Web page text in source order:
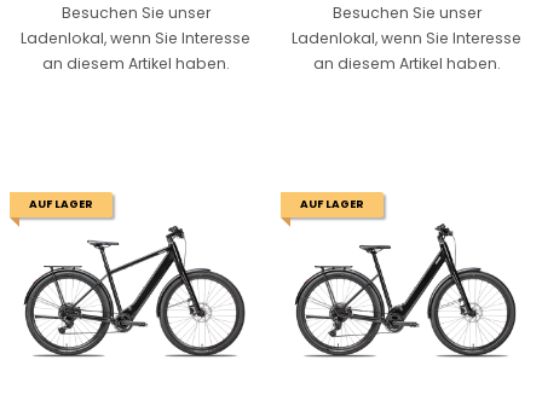
Besuchen Sie unser
Ladenlokal, wenn Sie Interesse
an diesem Artikel haben.
Besuchen Sie unser
Ladenlokal, wenn Sie Interesse
an diesem Artikel haben.
AUF LAGER AUF LAGER